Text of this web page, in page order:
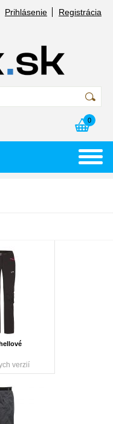
Prihlásenie Registrácia
0
verzií